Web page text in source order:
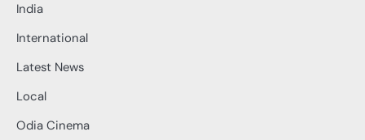
India
International
Latest News
Local
Odia Cinema